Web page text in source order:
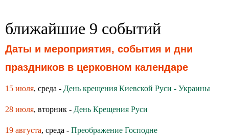
ближайшие 9 событий
Даты и мероприятия, события и дни
праздников в церковном календаре
15 июля, среда - День крещения Киевской Руси - Украины
28 июля, вторник - День Крещения Руси
19 августа, среда - Преображение Господне